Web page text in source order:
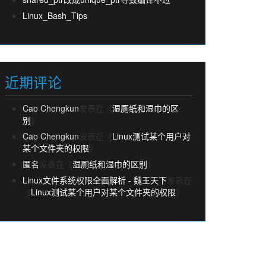
Linux_Bash_Tips
近期评论
Cao Chengkun发表在《 湿厕纸和湿巾的区
别
Cao Chengkun发表在《 Linux测试某个用户对
某个文件夹的权限
匿名 发表在《 湿厕纸和湿巾的区别
Linux文件系统权限全面解析 - 魏王天下发表在
Linux测试某个用户对某个文件夹的权限